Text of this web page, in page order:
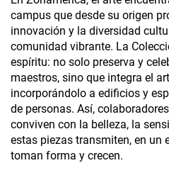
campus que desde su origen
innovación y la diversidad
comunidad vibrante. La
espíritu: no solo preserva y
maestros, sino que integra el
incorporándolo a edificios y
de personas. Así,
conviven con la belleza, la
estas piezas transmiten, en un
toman forma y crecen.